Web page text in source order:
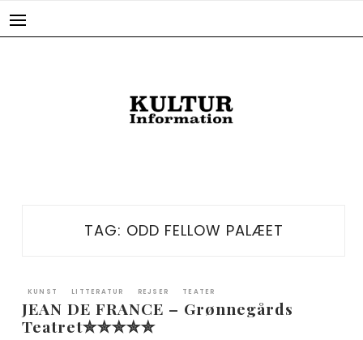
TAG: ODD FELLOW PALÆET
KUNST LITTERATUR REJSER TEATER
JEAN DE FRANCE – Grønnegårds
Teatret✮✮✮✮✮